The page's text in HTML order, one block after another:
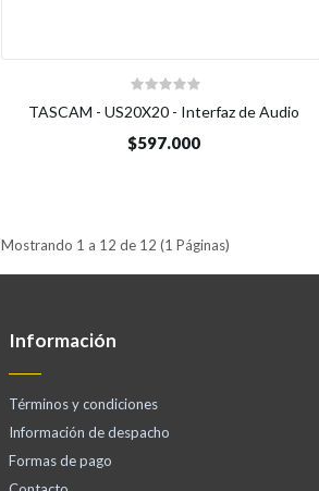
TASCAM - US20X20 - Interfaz de Audio
$597.000
Mostrando 1 a 12 de 12 (1 Páginas)
Información
Términos y condiciones
Información de despacho
Formas de pago